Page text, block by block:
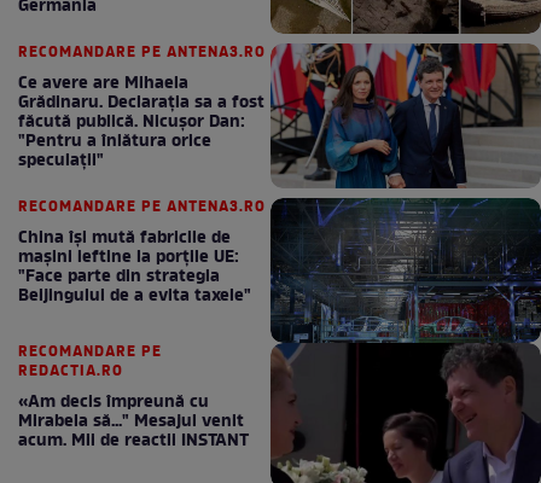
Germania
RECOMANDARE PE ANTENA3.RO
Ce avere are Mihaela
Grădinaru. Declarația sa a fost
făcută publică. Nicușor Dan:
"Pentru a înlătura orice
speculații"
RECOMANDARE PE ANTENA3.RO
China își mută fabricile de
mașini ieftine la porțile UE:
"Face parte din strategia
Beijingului de a evita taxele"
RECOMANDARE PE
REDACTIA.RO
«Am decis împreună cu
Mirabela să..." Mesajul venit
acum. Mii de reactii INSTANT